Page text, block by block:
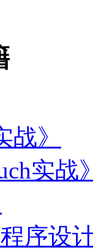
战》
实战
程序设